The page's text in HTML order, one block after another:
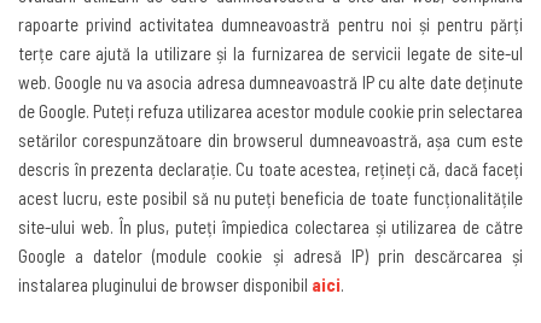
rapoarte privind activitatea dumneavoastră pentru noi și pentru părți
terțe care ajută la utilizare și la furnizarea de servicii legate de site-ul
web. Google nu va asocia adresa dumneavoastră IP cu alte date deținute
de Google. Puteți refuza utilizarea acestor module cookie prin selectarea
setărilor corespunzătoare din browserul dumneavoastră, așa cum este
descris în prezenta declarație. Cu toate acestea, rețineți că, dacă faceți
acest lucru, este posibil să nu puteți beneficia de toate funcționalitățile
site-ului web. În plus, puteți împiedica colectarea și utilizarea de către
Google a datelor (module cookie și adresă IP) prin descărcarea și
instalarea pluginului de browser disponibil aici.